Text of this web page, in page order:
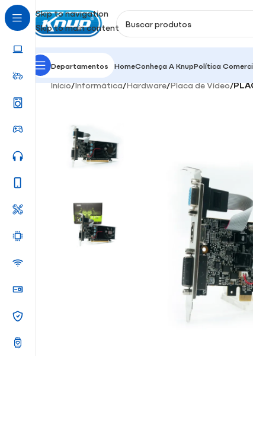
Skip to navigation
Skip to main content
Departamentos HomeConheça A KnupPolítica
Início/Informática/Hardware/Placa de Vídeo/